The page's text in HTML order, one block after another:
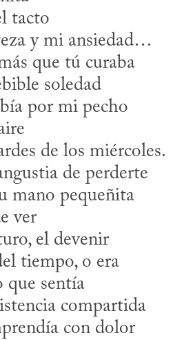
tacto
y mi ansiedad…
que tú curaba
soledad
por mi pecho
de los miércoles.
de perderte
mano pequeñita
ver
el devenir
tiempo, o era
sentía
compartida
con dolor